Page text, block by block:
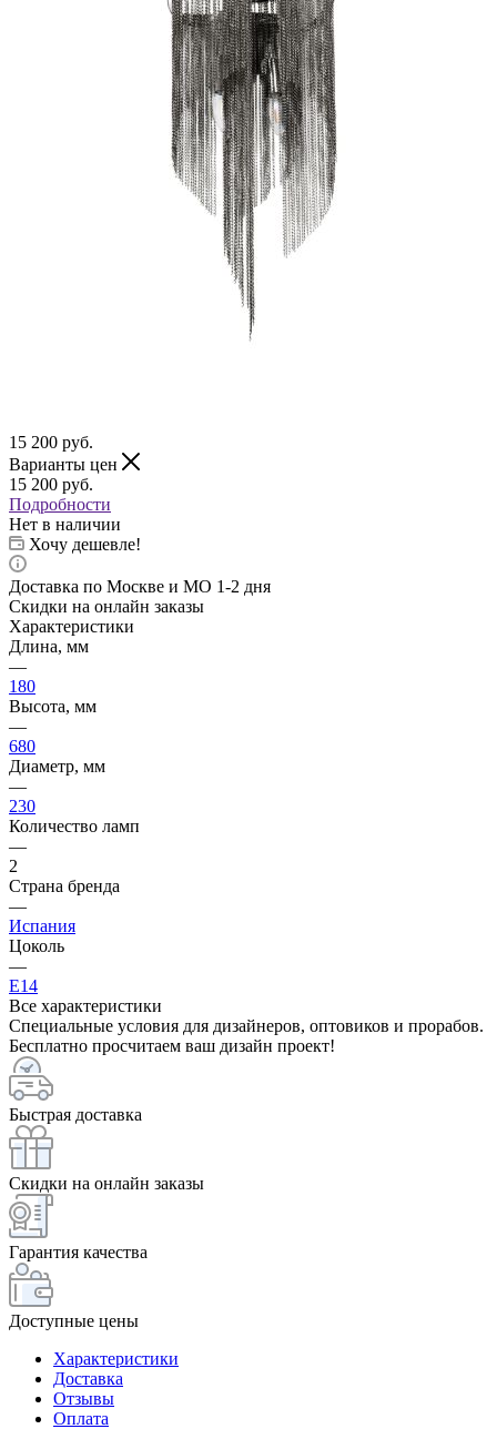
15 200 руб.
Варианты цен
15 200 руб.
Подробности
Нет в наличии
Хочу дешевле!
Доставка по Москве и МО 1-2 дня
Скидки на онлайн заказы
Характеристики
Длина, мм
—
180
Высота, мм
—
680
Диаметр, мм
—
230
Количество ламп
—
2
Страна бренда
—
Испания
Цоколь
—
E14
Все характеристики
Специальные условия для дизайнеров, оптовиков и прорабов.
Бесплатно просчитаем ваш дизайн проект!
Быстрая доставка
Скидки на онлайн заказы
Гарантия качества
Доступные цены
Характеристики
Доставка
Отзывы
Оплата